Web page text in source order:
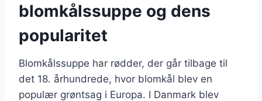
blomkålssuppe og dens
popularitet
Blomkålssuppe har rødder, der går tilbage til
det 18. århundrede, hvor blomkål blev en
populær grøntsag i Europa. I Danmark blev